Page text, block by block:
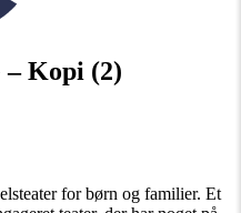
– Kopi (2)
for børn og familier. Et